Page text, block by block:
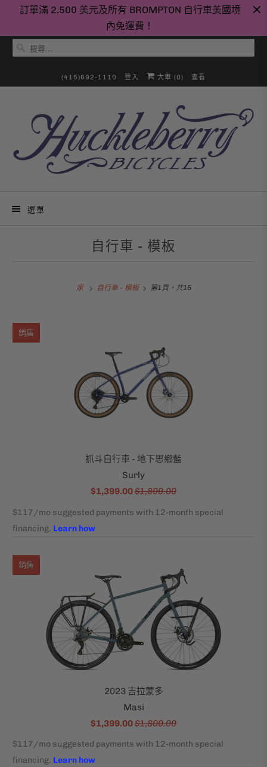
訂單滿 2,500 美元及所有 BROMPTON 自行車美國境
內免運費！
(415)692-1110 登入 大車 (0) 查看
選單
自行車 - 模板
家 自行車 - 模板 第1頁，共15
抓斗自行車 - 地下思鄉藍
Surly
$1,399.00$1,899.00
銷售
2023 吉拉蒙多
Masi
$1,399.00$1,800.00
銷售